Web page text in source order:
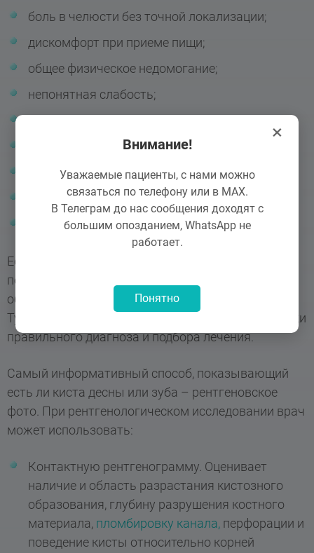
×
Внимание!
Уважаемые пациенты, с нами можно
связаться по телефону или в MAX.
В Телеграм до нас сообщения доходят с
большим опозданием, WhatsApp не
работает.
Понятно
боль в челюсти без точной локализации;
дискомфорт при приеме пищи;
общее физическое недомогание;
непонятная слабость;
выпячивание части десны в зоне корня;
повышение температуры;
отеки десны;
Если появился хоть один признак и есть
подозрения на проблемы в полости рта, нужно
обращаться в стоматологию «АРТ» в Одинцово.
Тут есть все необходимое для осмотра, постановки
правильного диагноза и подбора лечения.
Самый информативный способ, показывающий
есть ли киста десны или зуба – рентгеновское
фото. При рентгенологическом исследовании врач
может использовать:
Контактную рентгенограмму. Оценивает
наличие и область разрастания кистозного
образования, глубину разрушения костного
материала, пломбировку канала, перфорации и
поведение кисты относительно корней